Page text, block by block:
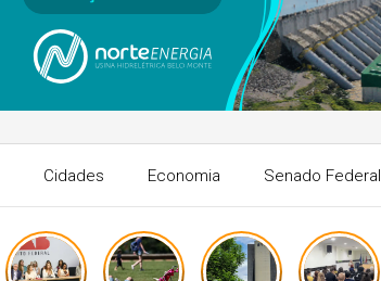
Cidades Economia Senado Federal